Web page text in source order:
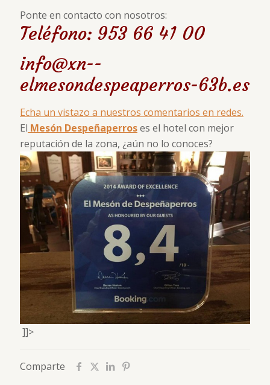
Ponte en contacto con nosotros:
Teléfono: 953 66 41 00
info@xn--
elmesondespeaperros-63b.es
Echa un vistazo a nuestros comentarios en redes.
El Mesón Despeñaperroses el hotel con mejor
reputación de la zona, ¿aún no lo conoces?
]]>
Comparte